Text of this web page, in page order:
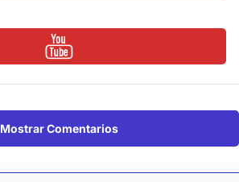
Mostrar Comentarios